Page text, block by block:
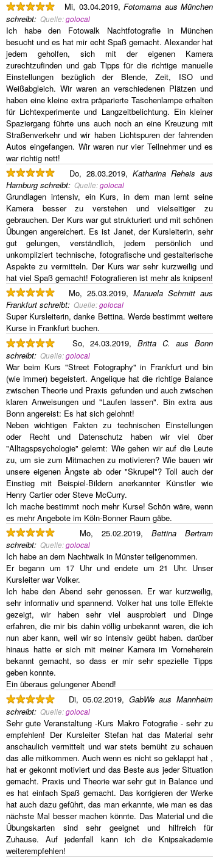
Mi, 03.04.2019,Fotomama aus München
schreibt: Quelle:golocal
Ich habe den Fotowalk Nachtfotografie in München
besucht und es hat mir echt Spaß gemacht. Alexander hat
jedem geholfen, sich mit der eigenen Kamera
zurechtzufinden und gab Tipps für die richtige manuelle
Einstellungen bezüglich der Blende, Zeit, ISO und
Weißabgleich. Wir waren an verschiedenen Plätzen und
haben eine kleine extra präparierte Taschenlampe erhalten
für Lichtexperimente und Langzeitbelichtung. Ein kleiner
Spaziergang führte uns auch noch an eine Kreuzung mit
Straßenverkehr und wir haben Lichtspuren der fahrenden
Autos eingefangen. Wir waren nur vier Teilnehmer und es
war richtig nett!
Do, 28.03.2019, Katharina Reheis aus
Hamburg schreibt: Quelle:golocal
Grundlagen intensiv, ein Kurs, in dem man lernt seine
Kamera besser zu verstehen und vielseitiger zu
gebrauchen. Der Kurs war gut strukturiert und mit schönen
Übungen angereichert. Es ist Janet, der Kursleiterin, sehr
gut gelungen, verständlich, jedem persönlich und
unkompliziert technische, fotografische und gestalterische
Aspekte zu vermitteln. Der Kurs war sehr kurzweilig und
hat viel Spaß gemacht! Fotografieren ist mehr als knipsen!
Mo, 25.03.2019,Manuela Schmitt aus
Frankfurt schreibt: Quelle:golocal
Super Kursleiterin, danke Bettina. Werde bestimmt weitere
Kurse in Frankfurt buchen.
So, 24.03.2019, Britta C. aus Bonn
schreibt: Quelle:golocal
War beim Kurs "Street Fotography" in Frankfurt und bin
(wie immer) begeistert. Angelique hat die richtige Balance
zwischen Theorie und Praxis gefunden und auch zwischen
klaren Anweisungen und "Laufen lassen". Bin extra aus
Bonn angereist: Es hat sich gelohnt!
Neben wichtigen Fakten zu technischen Einstellungen
oder Recht und Datenschutz haben wir viel über
"Alltagspsychologie" gelernt: Wie gehen wir auf die Leute
zu, um sie zum Mitmachen zu motivieren? Wie bauen wir
unsere eigenen Ängste ab oder "Skrupel"? Toll auch der
Einstieg mit Beispiel-Bildern anerkannter Künstler wie
Henry Cartier oder Steve McCurry.
Ich mache bestimmt noch mehr Kurse! Schön wäre, wenn
es mehr Angebote im Köln-Bonner Raum gäbe.
Mo, 25.02.2019,Bettina Bertram
schreibt: Quelle:golocal
Ich habe an dem Nachtwalk in Münster teilgenommen.
Er begann um 17 Uhr und endete um 21 Uhr. Unser
Kursleiter war Volker.
Ich habe den Abend sehr genossen. Er war kurzweilig,
sehr informativ und spannend. Volker hat uns tolle Effekte
gezeigt, wir haben sehr viel ausprobiert und Dinge
erfahren, die mir bis dahin völlig unbekannt waren, die ich
nun aber kann, weil wir so intensiv geübt haben. darüber
hinaus hatte er sich mit meiner Kamera im Vorneherein
bekannt gemacht, so dass er mir sehr spezielle Tipps
geben konnte.
Ein überaus gelungener Abend!
Di, 05.02.2019, GabWe aus Mannheim
schreibt: Quelle:golocal
Sehr gute Veranstaltung -Kurs Makro Fotografie - sehr zu
empfehlen! Der Kursleiter Stefan hat das Material sehr
anschaulich vermittelt und war stets bemüht zu schauen
das alle mitkommen. Auch wenn es nicht so geklappt hat ,
hat er gekonnt motiviert und das Beste aus jeder Situation
gemacht. Praxis und Theorie war sehr gut in Balance und
es hat einfach Spaß gemacht. Das korrigieren der Werke
hat auch dazu geführt, das man erkannte, wie man es das
nächste Mal besser machen könnte. Das Material und die
Übungskarten sind sehr geeignet und hilfreich für
Zuhause. Auf jedenfall kann ich die Knipsakademie
weiterempfehlen!